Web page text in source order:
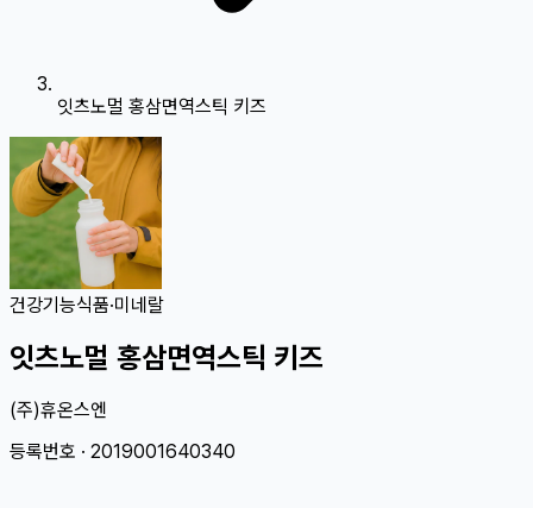
잇츠노멀 홍삼면역스틱 키즈
건강기능식품·미네랄
잇츠노멀 홍삼면역스틱 키즈
(주)휴온스엔
등록번호 · 2019001640340